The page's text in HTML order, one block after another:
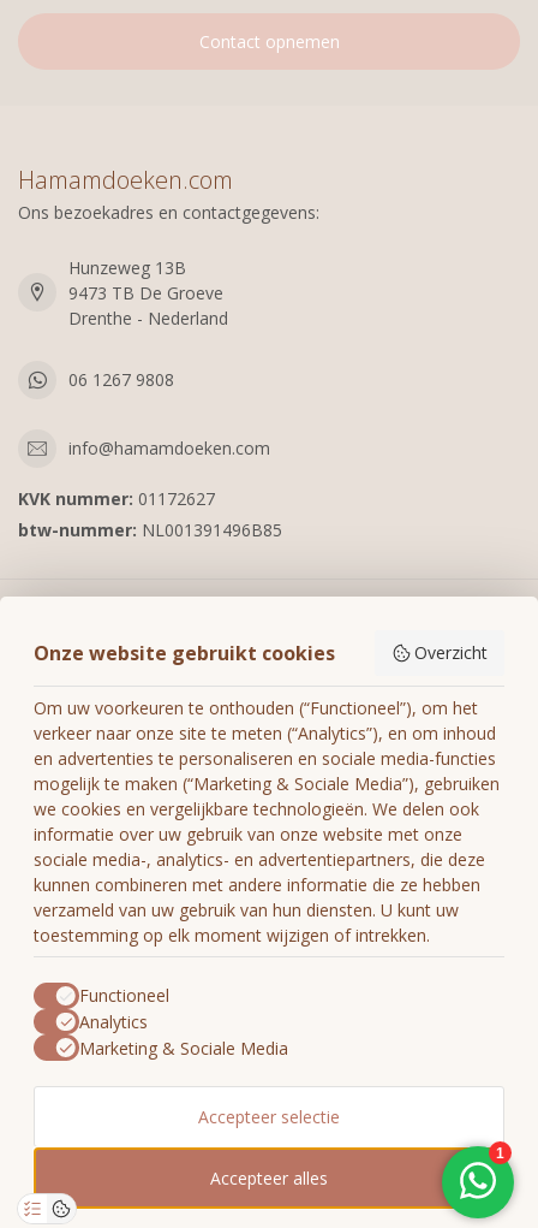
Contact opnemen
Hamamdoeken.com
Ons bezoekadres en contactgegevens:
Hunzeweg 13B
9473 TB De Groeve
Drenthe - Nederland
06 1267 9808
info@hamamdoeken.com
KVK nummer: 01172627
btw-nummer: NL001391496B85
€
© Copyright 2026 Hamamdoeken.com- Powered by Lightspeed-
Lightspeed design
Onze website gebruikt cookies Overzicht
Om uw voorkeuren te onthouden (“Functioneel”), om het
verkeer naar onze site te meten (“Analytics”), en om inhoud
en advertenties te personaliseren en sociale media-functies
mogelijk te maken (“Marketing & Sociale Media”), gebruiken
we cookies en vergelijkbare technologieën. We delen ook
informatie over uw gebruik van onze website met onze
sociale media-, analytics- en advertentiepartners, die deze
kunnen combineren met andere informatie die ze hebben
verzameld van uw gebruik van hun diensten. U kunt uw
toestemming op elk moment wijzigen of intrekken.
Functioneel
Analytics
Marketing & Sociale Media
Accepteer selectie
Accepteer alles